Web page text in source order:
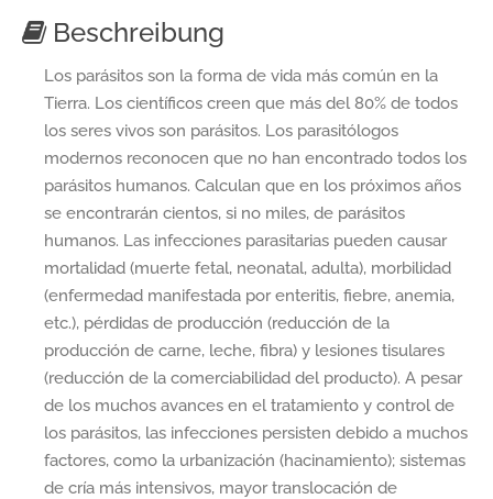
Beschreibung
Los parásitos son la forma de vida más común en la
Tierra. Los científicos creen que más del 80% de todos
los seres vivos son parásitos. Los parasitólogos
modernos reconocen que no han encontrado todos los
parásitos humanos. Calculan que en los próximos años
se encontrarán cientos, si no miles, de parásitos
humanos. Las infecciones parasitarias pueden causar
mortalidad (muerte fetal, neonatal, adulta), morbilidad
(enfermedad manifestada por enteritis, fiebre, anemia,
etc.), pérdidas de producción (reducción de la
producción de carne, leche, fibra) y lesiones tisulares
(reducción de la comerciabilidad del producto). A pesar
de los muchos avances en el tratamiento y control de
los parásitos, las infecciones persisten debido a muchos
factores, como la urbanización (hacinamiento); sistemas
de cría más intensivos, mayor translocación de